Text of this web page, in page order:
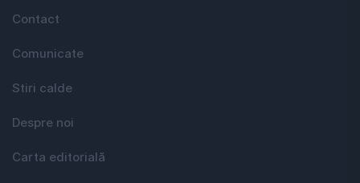
Contact
Comunicate
Stiri calde
Despre noi
Carta editorială